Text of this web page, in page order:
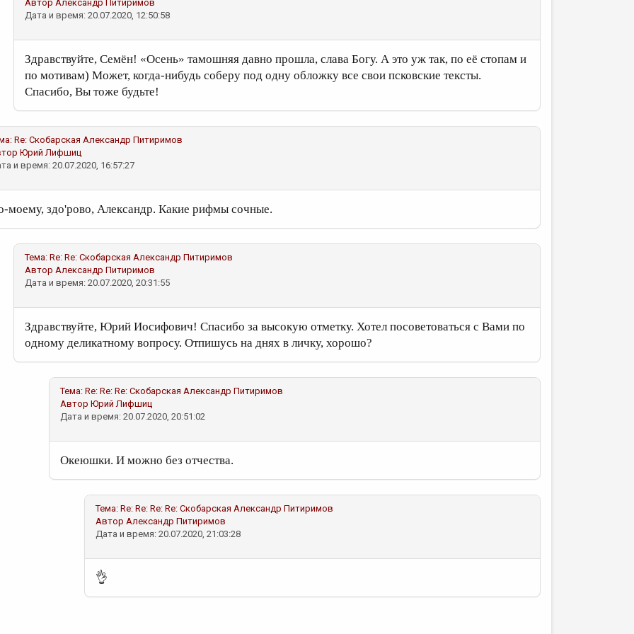
Автор Александр Питиримов
Дата и время: 20.07.2020, 12:50:58
Здравствуйте, Семён! «Осень» тамошняя давно прошла, слава Богу. А это уж так, по её стопам и
по мотивам) Может, когда-нибудь соберу под одну обложку все свои псковские тексты.
Спасибо, Вы тоже будьте!
Re: Скобарская Александр Питиримов
Юрий Лифшиц
и время: 20.07.2020, 16:57:27
моему, здо'рово, Александр. Какие рифмы сочные.
Тема: Re: Re: Скобарская Александр Питиримов
Автор Александр Питиримов
Дата и время: 20.07.2020, 20:31:55
Здравствуйте, Юрий Иосифович! Спасибо за высокую отметку. Хотел посоветоваться с Вами по
одному деликатному вопросу. Отпишусь на днях в личку, хорошо?
Тема: Re: Re: Re: Скобарская Александр Питиримов
Автор Юрий Лифшиц
Дата и время: 20.07.2020, 20:51:02
Океюшки. И можно без отчества.
Тема: Re: Re: Re: Re: Скобарская Александр Питиримов
Автор Александр Питиримов
Дата и время: 20.07.2020, 21:03:28
👌